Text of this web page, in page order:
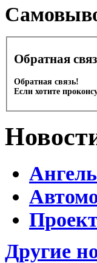
Обратная
Обратная связь!
Если хотите
Другие